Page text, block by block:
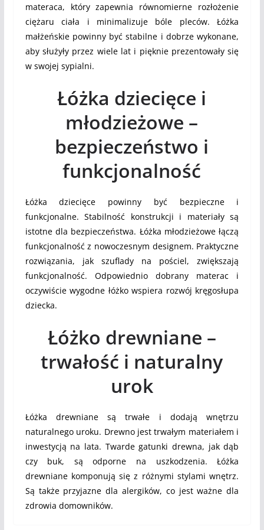
materaca, który zapewnia równomierne rozłożenie
ciężaru ciała i minimalizuje bóle pleców. Łóżka
małżeńskie powinny być stabilne i dobrze wykonane,
aby służyły przez wiele lat i pięknie prezentowały się
w swojej sypialni.
Łóżka dziecięce i
młodzieżowe –
bezpieczeństwo i
funkcjonalność
Łóżka dziecięce powinny być bezpieczne i
funkcjonalne. Stabilność konstrukcji i materiały są
istotne dla bezpieczeństwa. Łóżka młodzieżowe łączą
funkcjonalność z nowoczesnym designem. Praktyczne
rozwiązania, jak szuflady na pościel, zwiększają
funkcjonalność. Odpowiednio dobrany materac i
oczywiście wygodne łóżko wspiera rozwój kręgosłupa
dziecka.
Łóżko drewniane –
trwałość i naturalny
urok
Łóżka drewniane są trwałe i dodają wnętrzu
naturalnego uroku. Drewno jest trwałym materiałem i
inwestycją na lata. Twarde gatunki drewna, jak dąb
czy buk, są odporne na uszkodzenia. Łóżka
drewniane komponują się z różnymi stylami wnętrz.
Są także przyjazne dla alergików, co jest ważne dla
zdrowia domowników.